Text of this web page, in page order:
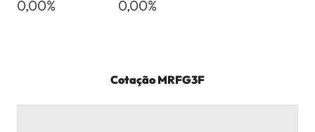
0,00% 0,00%
CotaçãoMRFG3F